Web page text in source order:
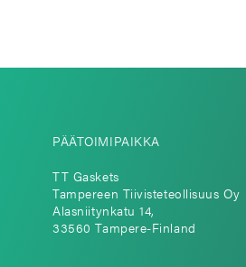
PÄÄTOIMIPAIKKA
TT Gaskets
Tampereen Tiivisteteollisuus Oy
Alasniitynkatu 14,
33560 Tampere-Finland